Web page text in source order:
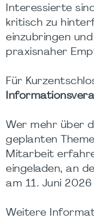
Interessierte
kritisch zu
einzubringen
praxisnaher
Für
Wer mehr über
geplanten
Mitarbeit
eingeladen, an
am 11. Juni
Weitere